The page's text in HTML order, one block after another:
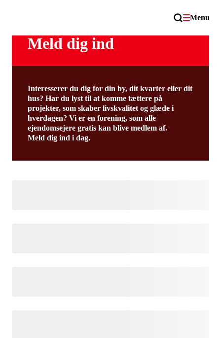
Menu
Meld dig ind
Interesserer du dig for din by, dit kvarter eller dit
hus? Har du lyst til at komme tættere på
projekter, som skaber livskvalitet og glæde i
hverdagen? Vi er en forening, som alle
ejendomsejere gratis kan blive medlem af.
Meld dig ind i dag.